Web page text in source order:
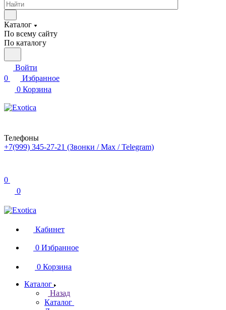
Каталог
По всему сайту
По каталогу
Войти
0
Избранное
0 Корзина
Телефоны
+7(999) 345-27-21 (Звонки / Max / Telegram)
0
0
Кабинет
0 Избранное
0 Корзина
Каталог
Назад
Каталог